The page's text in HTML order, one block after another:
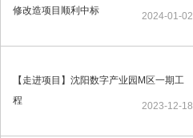
修改造项目顺利中标
2024-01-02
【走进项目】沈阳数字产业园M区一期工
程
2023-12-18